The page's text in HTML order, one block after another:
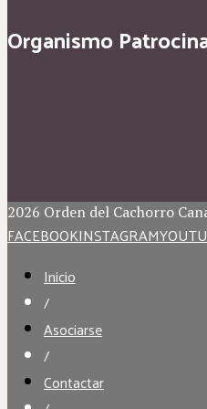
Organismo
2026 Orden del Cachorro
FACEBOOKINSTAGRAM
Inicio
/
Asociarse
/
Contactar